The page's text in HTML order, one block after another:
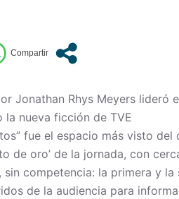
Jonathan Rhys Meyers
la nueva ficción de TVE
fue el espacio más visto
de oro’ de la jornada, con
competencia: la primera y
de la audiencia para